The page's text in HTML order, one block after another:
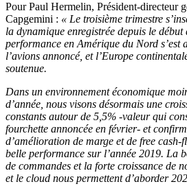
Pour Paul Hermelin, Président-directeur
Capgemini : « Le troisième trimestre
la dynamique enregistrée depuis le début
performance en Amérique du Nord s’est
l’avions annoncé, et l’Europe
soutenue.
Dans un environnement économique
d’année, nous visons désormais une
constants autour de 5,5% -valeur qui
fourchette annoncée en février- et
d’amélioration de marge et de free
belle performance sur l’année 2019. La
de commandes et la forte croissance de
et le cloud nous permettent d’aborder